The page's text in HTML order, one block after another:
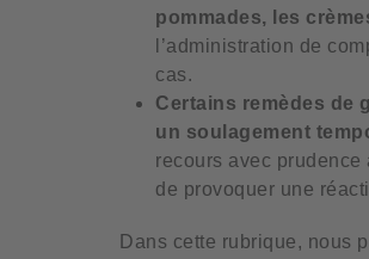
pommades, les
l’administration de
cas.
Certains remèdes de
un soulagement
recours avec prudence
de provoquer une
Dans cette rubrique, nous